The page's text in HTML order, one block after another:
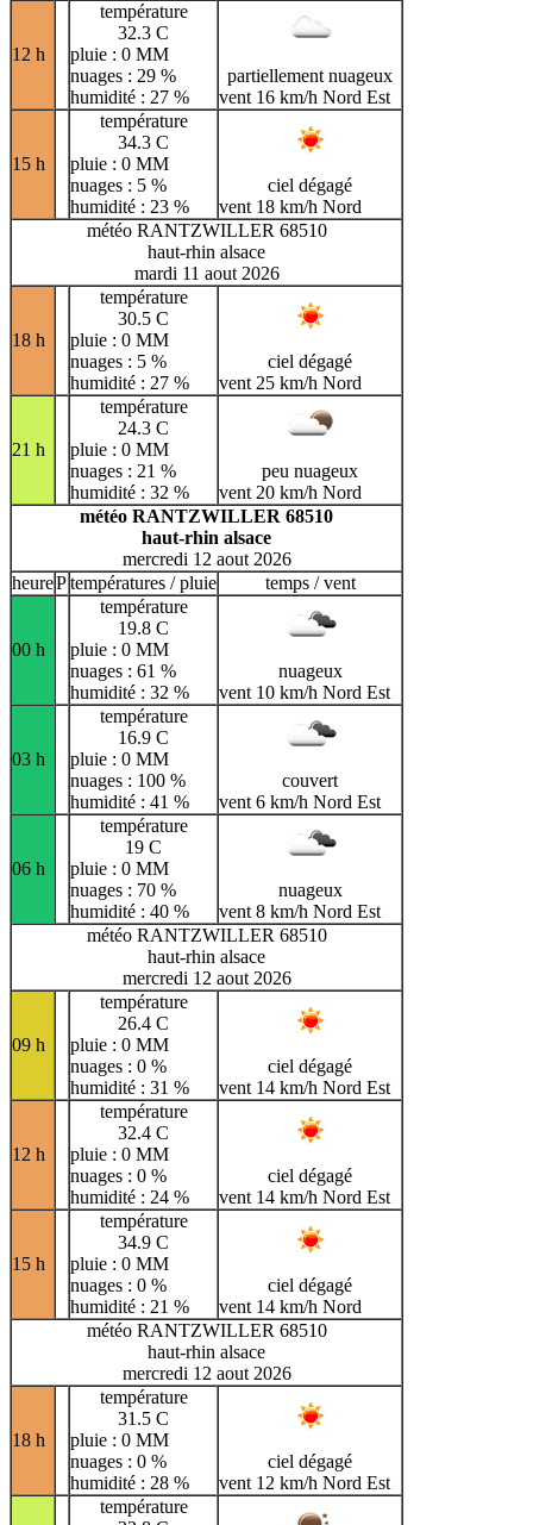
12 h
température
32.3 C
pluie : 0 MM
nuages : 29 %
humidité : 27 %
partiellement nuageux
vent 16 km/h Nord Est
15 h
température
34.3 C
pluie : 0 MM
nuages : 5 %
humidité : 23 %
ciel dégagé
vent 18 km/h Nord
météo RANTZWILLER 68510
haut-rhin alsace
mardi 11 aout 2026
18 h
température
30.5 C
pluie : 0 MM
nuages : 5 %
humidité : 27 %
ciel dégagé
vent 25 km/h Nord
21 h
température
24.3 C
pluie : 0 MM
nuages : 21 %
humidité : 32 %
peu nuageux
vent 20 km/h Nord
météo RANTZWILLER 68510
haut-rhin alsace
mercredi 12 aout 2026
heurePtempératures / pluie temps / vent
00 h
température
19.8 C
pluie : 0 MM
nuages : 61 %
humidité : 32 %
nuageux
vent 10 km/h Nord Est
03 h
température
16.9 C
pluie : 0 MM
nuages : 100 %
humidité : 41 %
couvert
vent 6 km/h Nord Est
06 h
température
19 C
pluie : 0 MM
nuages : 70 %
humidité : 40 %
nuageux
vent 8 km/h Nord Est
météo RANTZWILLER 68510
haut-rhin alsace
mercredi 12 aout 2026
09 h
température
26.4 C
pluie : 0 MM
nuages : 0 %
humidité : 31 %
ciel dégagé
vent 14 km/h Nord Est
12 h
température
32.4 C
pluie : 0 MM
nuages : 0 %
humidité : 24 %
ciel dégagé
vent 14 km/h Nord Est
15 h
température
34.9 C
pluie : 0 MM
nuages : 0 %
humidité : 21 %
ciel dégagé
vent 14 km/h Nord
météo RANTZWILLER 68510
haut-rhin alsace
mercredi 12 aout 2026
18 h
température
31.5 C
pluie : 0 MM
nuages : 0 %
humidité : 28 %
ciel dégagé
vent 12 km/h Nord Est
température